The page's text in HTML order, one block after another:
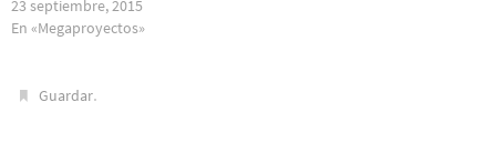
23 septiembre, 2015
En «Megaproyectos»
Guardar.